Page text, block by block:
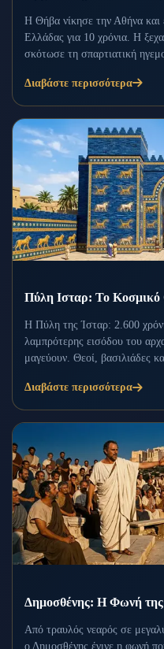
Η Θήβα νίκησε την Αθήνα και
Ελλάδας για 10 χρόνια. Η
σκότωσε τη σπαρτιατική
Διαβάστε περισσότερα
Πύλη Ισταρ: Το
Η Πύλη της Ίσταρ: 2.600
λαμπρότερης εισόδου του
μαγεύουν. Θεοί, βασιλιάδες
Διαβάστε περισσότερα
Δημοσθένης: Η Φωνή
Από τραυλός νεαρός σε
ο Δημοσθένης έγινε η φωνή